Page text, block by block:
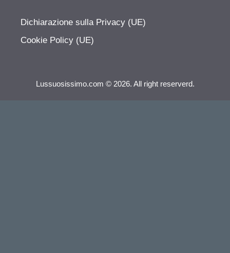
Dichiarazione sulla Privacy (UE)
Cookie Policy (UE)
Lussuosissimo.com © 2026. All right reserverd.